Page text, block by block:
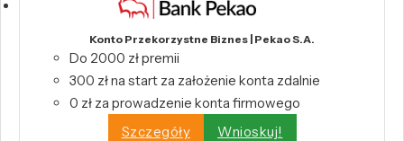
Konto Przekorzystne Biznes | Pekao S.A.
Do 2000 zł premii
300 zł na start za założenie konta zdalnie
0 zł za prowadzenie konta firmowego
Szczegóły
Wnioskuj!